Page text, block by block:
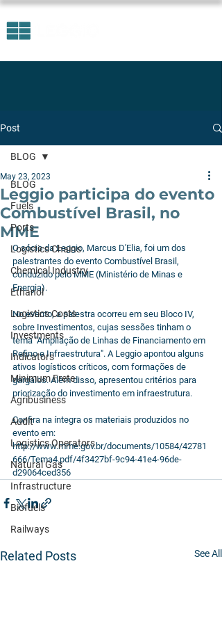
Post
BLOG
Fuels
Ports
Logistics Chains
Chemical Industry
Ethanol
Logistics Costs
Investments
Indicators
Minimum Frete
Agribusiness
Audit
Logistics Operators
Natural Gas
Infrastructure
Biofuels
Railways
BLOG
Leggio participa do evento
Combustível Brasil, no
MME
May 23, 2023
O sócio da Leggio, Marcus D'Elia, foi um dos
palestrantes do evento Combustível Brasil,
conduzido pelo MME (Ministério de Minas e
Energia).
No evento, a palestra ocorreu em seu Bloco IV,
sobre Investimentos, cujas sessões tinham o
tema "Ampliação de Linhas de Financiamento em
Refino e Infraestrutura". A Leggio apontou alguns
ativos logísticos críticos, com formações de
gargalos. Além disso, apresentou critérios para
priorização do investimento em infraestrutura.
Confira na íntegra os materiais produzidos no
evento em:
http://www.mme.gov.br/documents/10584/42781
666/Tema4.pdf/4f3427bf-9c94-41e4-96de-
d29064ced356
Related Posts See All